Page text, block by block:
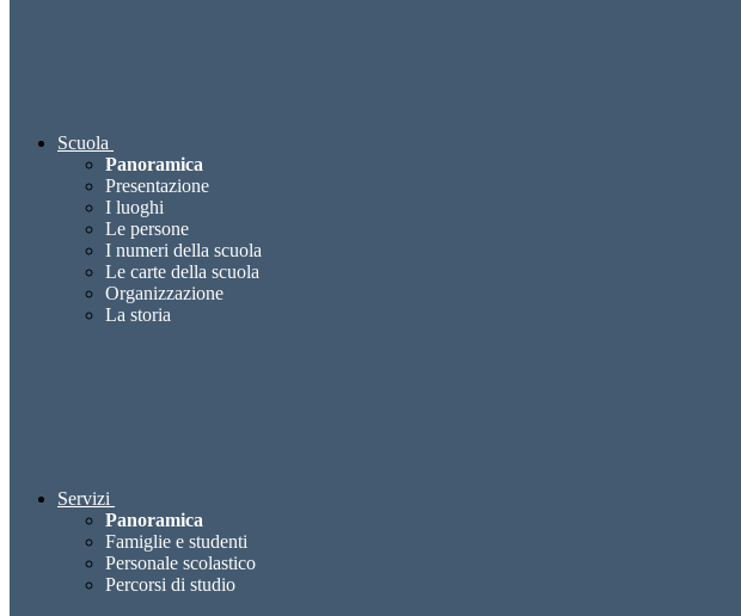
Scuola
Panoramica
Presentazione
I luoghi
Le persone
I numeri della scuola
Le carte della scuola
Organizzazione
La storia
Servizi
Panoramica
Famiglie e studenti
Personale scolastico
Percorsi di studio